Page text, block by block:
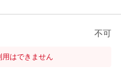
不可
はできません